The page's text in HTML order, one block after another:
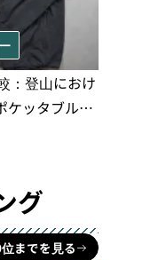
：登山におけ
ケッタブル」
グ
までを見る